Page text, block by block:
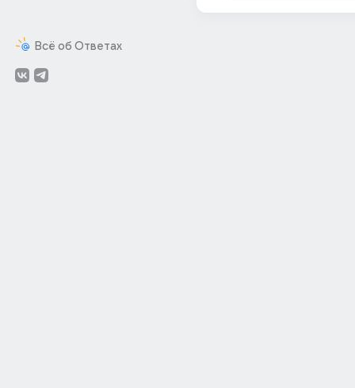
Всё об Ответах